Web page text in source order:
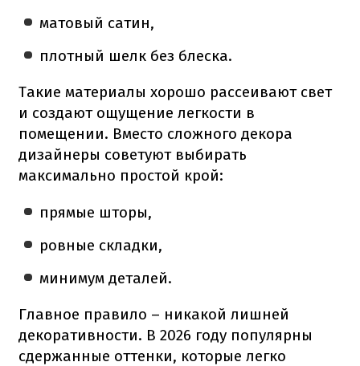
матовый сатин,
плотный шелк без блеска.
Такие материалы хорошо рассеивают свет
и создают ощущение легкости в
помещении. Вместо сложного декора
дизайнеры советуют выбирать
максимально простой крой:
прямые шторы,
ровные складки,
минимум деталей.
Главное правило – никакой лишней
декоративности. В 2026 году популярны
сдержанные оттенки, которые легко